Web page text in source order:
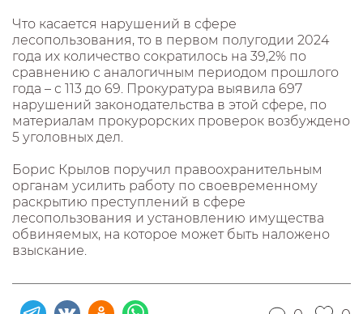
Что касается нарушений в сфере
лесопользования, то в первом полугодии 2024
года их количество сократилось на 39,2% по
сравнению с аналогичным периодом прошлого
года – с 113 до 69. Прокуратура выявила 697
нарушений законодательства в этой сфере, по
материалам прокурорских проверок возбуждено
5 уголовных дел.
Борис Крылов поручил правоохранительным
органам усилить работу по своевременному
раскрытию преступлений в сфере
лесопользования и установлению имущества
обвиняемых, на которое может быть наложено
взыскание.